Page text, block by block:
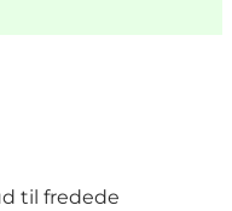
til fredede